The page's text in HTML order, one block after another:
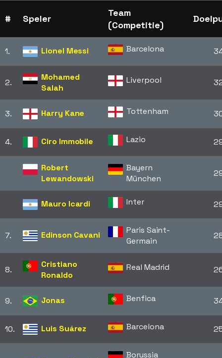
# Speler
Team
(Competitie)
1. Lionel Messi Barcelona
2.
Mohamed
Salah
Liverpool
3. Harry Kane Tottenham
4. Ciro Immobile Lazio
Robert
Lewandowski
Bayern
München
Mauro Icardi Inter
7. Edinson Cavani
Paris Saint-
Germain
8.
Cristiano
Ronaldo
Real Madrid
9. Jonas Benfica
10. Luis Suárez Barcelona
Borussia